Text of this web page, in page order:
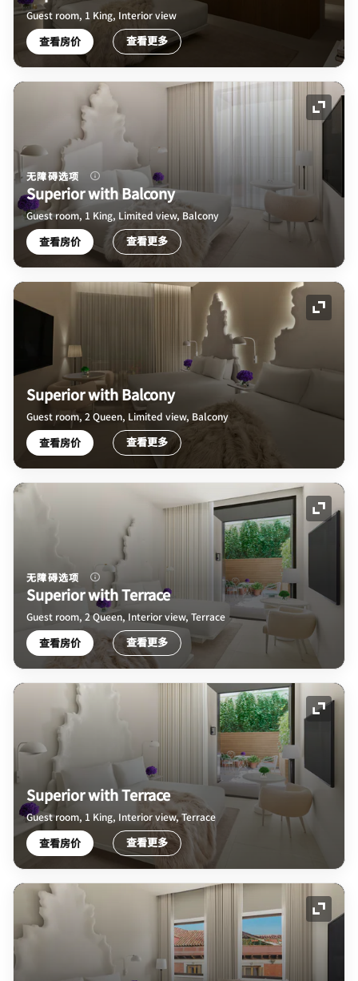
Guest room, 1 King, Interior view
查看房价 查看更多
展开
无障碍选项
Superior with Balcony
Guest room, 1 King, Limited view, Balcony
查看房价 查看更多
展开
Superior with Balcony
Guest room, 2 Queen, Limited view, Balcony
查看房价 查看更多
展开
无障碍选项
Superior with Terrace
Guest room, 2 Queen, Interior view, Terrace
查看房价 查看更多
展开
Superior with Terrace
Guest room, 1 King, Interior view, Terrace
查看房价 查看更多
展开